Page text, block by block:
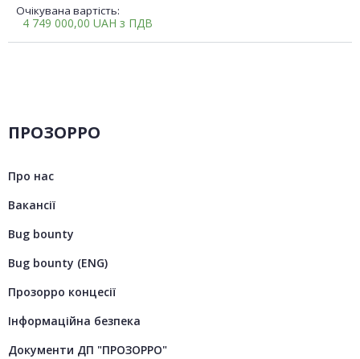
Очікувана вартість:
4 749 000,00 UAH з ПДВ
ПРОЗОРРО
Про нас
Вакансії
Bug bounty
Bug bounty (ENG)
Прозорро концесії
Інформаційна безпека
Документи ДП "ПРОЗОРРО"